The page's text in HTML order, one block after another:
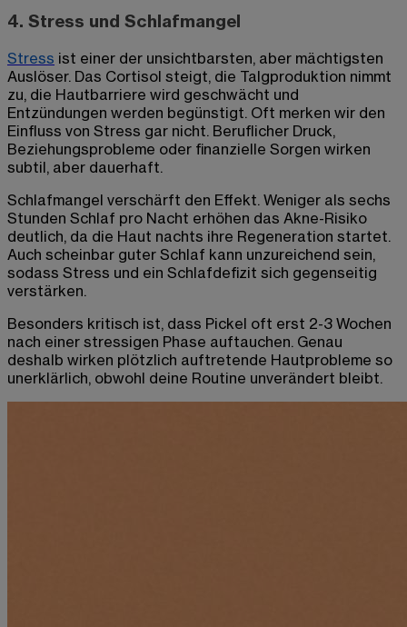
4. Stress und Schlafmangel
Stress ist einer der unsichtbarsten, aber mächtigsten
Auslöser. Das Cortisol steigt, die Talgproduktion nimmt
zu, die Hautbarriere wird geschwächt und
Entzündungen werden begünstigt. Oft merken wir den
Einfluss von Stress gar nicht. Beruflicher Druck,
Beziehungsprobleme oder finanzielle Sorgen wirken
subtil, aber dauerhaft.
Schlafmangel verschärft den Effekt. Weniger als sechs
Stunden Schlaf pro Nacht erhöhen das Akne-Risiko
deutlich, da die Haut nachts ihre Regeneration startet.
Auch scheinbar guter Schlaf kann unzureichend sein,
sodass Stress und ein Schlafdefizit sich gegenseitig
verstärken.
Besonders kritisch ist, dass Pickel oft erst 2-3 Wochen
nach einer stressigen Phase auftauchen. Genau
deshalb wirken plötzlich auftretende Hautprobleme so
unerklärlich, obwohl deine Routine unverändert bleibt.